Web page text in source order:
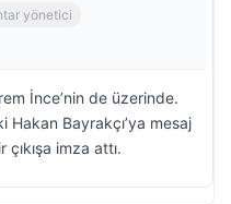
yönetici
İnce’nin de üzerinde.
Hakan Bayrakçı’ya mesaj
imza attı.